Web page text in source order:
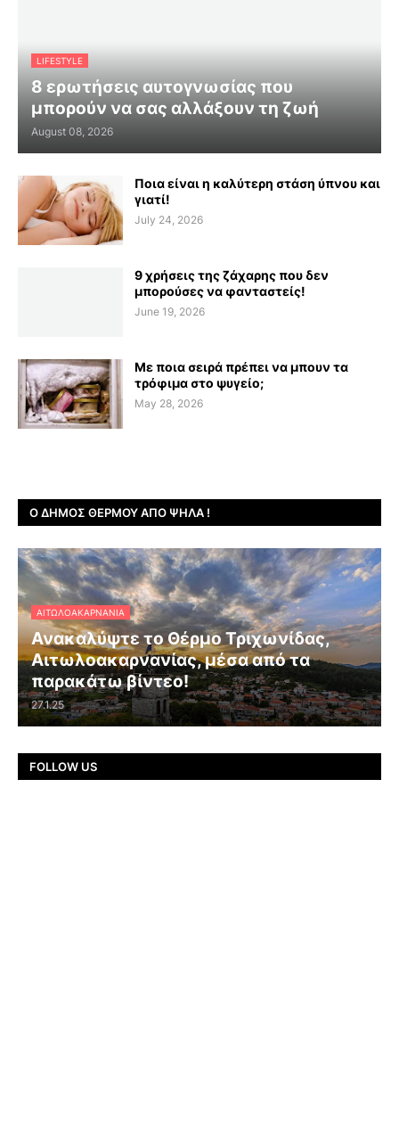
LIFESTYLE
8 ερωτήσεις αυτογνωσίας που
μπορούν να σας αλλάξουν τη ζωή
August 08, 2026
Ποια είναι η καλύτερη στάση ύπνου και
γιατί!
July 24, 2026
9 χρήσεις της ζάχαρης που δεν
μπορούσες να φανταστείς!
June 19, 2026
Με ποια σειρά πρέπει να μπουν τα
τρόφιμα στο ψυγείο;
May 28, 2026
Ο ΔΉΜΟΣ ΘΈΡΜΟΥ ΑΠΌ ΨΗΛΆ !
ΑΙΤΩΛΟΑΚΑΡΝΑΝΊΑ
Ανακαλύψτε το Θέρμο Τριχωνίδας,
Αιτωλοακαρνανίας, μέσα από τα
παρακάτω βίντεο!
27.1.25
FOLLOW US